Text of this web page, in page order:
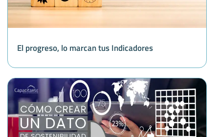
El progreso, lo marcan tus Indicadores